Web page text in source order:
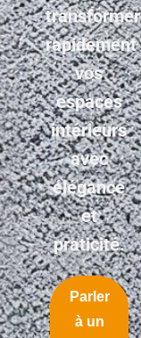
transformer
rapidement
vos
espaces
intérieurs
avec
élégance
et
praticité.
Parler
à un